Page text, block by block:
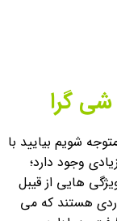
گرا
شویم بیایید با
وجود دارد؛
هایی از قیبل
هستند که می